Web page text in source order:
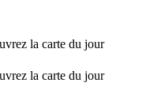
la carte du jour
la carte du jour